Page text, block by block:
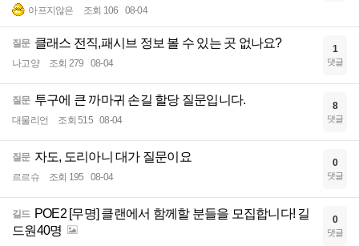
아프지않은 조회 106 08-04
질문 클래스 전직,패시브 정보 볼 수 있는 곳 없나요?
나고양 조회 279 08-04
1
댓글
질문 투구에 큰 까마귀 손길 할당 질문입니다.
대물리언 조회 515 08-04
8
댓글
질문 자도, 도리아니 대가 질문이요
르르슈 조회 195 08-04
0
댓글
길드 POE2 [무명] 클랜에서 함께할 분들을 모집합니다! 길
드원40명
0
댓글